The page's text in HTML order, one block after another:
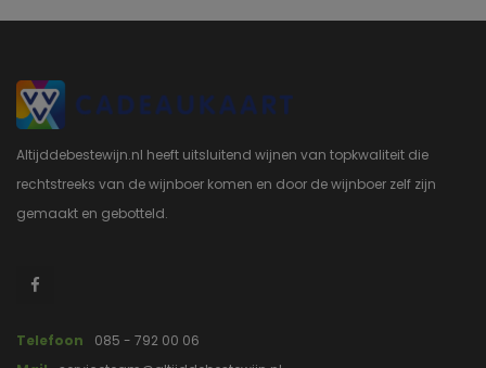
Altijddebestewijn.nl heeft uitsluitend wijnen van topkwaliteit die
rechtstreeks van de wijnboer komen en door de wijnboer zelf zijn
gemaakt en gebotteld.
Telefoon
085 - 792 00 06